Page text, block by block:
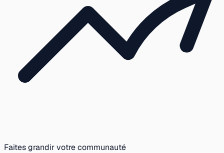
Faites grandir votre communauté